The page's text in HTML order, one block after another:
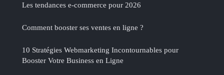
Les tendances e-commerce pour 2026
Comment booster ses ventes en ligne ?
10 Stratégies Webmarketing Incontournables pour
Booster Votre Business en Ligne